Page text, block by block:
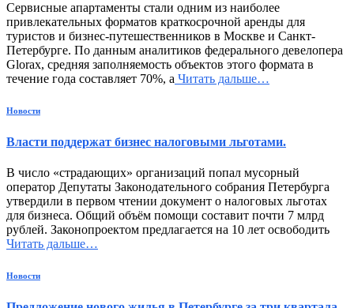
Сервисные апартаменты стали одним из наиболее
привлекательных форматов краткосрочной аренды для
туристов и бизнес-путешественников в Москве и Санкт-
Петербурге. По данным аналитиков федерального девелопера
Glorax, средняя заполняемость объектов этого формата в
течение года составляет 70%, а Читать дальше…
Новости
Власти поддержат бизнес налоговыми льготами.
В число «страдающих» организаций попал мусорный
оператор Депутаты Законодательного собрания Петербурга
утвердили в первом чтении документ о налоговых льготах
для бизнеса. Общий объём помощи составит почти 7 млрд
рублей. Законопроектом предлагается на 10 лет освободить
Читать дальше…
Новости